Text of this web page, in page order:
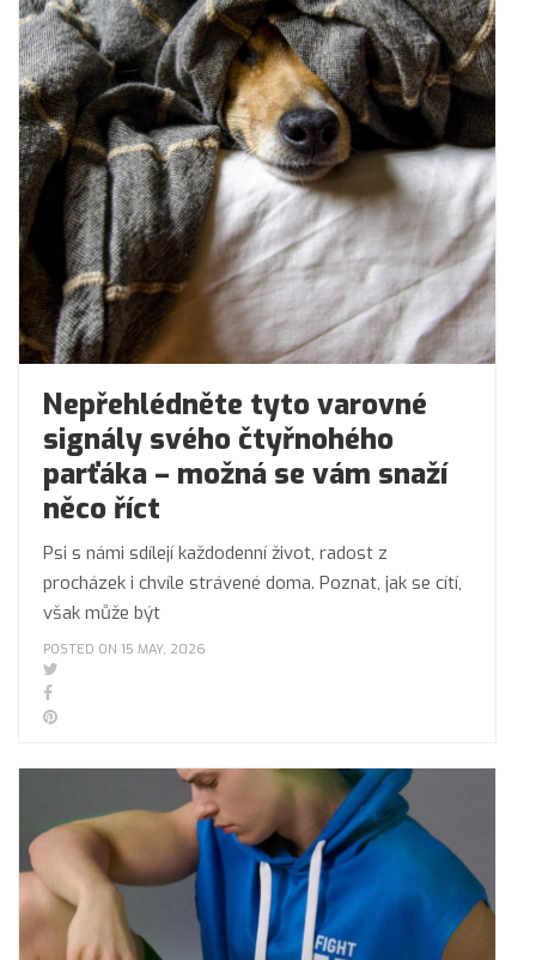
Nepřehlédněte tyto varovné
signály svého čtyřnohého
parťáka – možná se vám snaží
něco říct
Psi s námi sdílejí každodenní život, radost z
procházek i chvíle strávené doma. Poznat, jak se cítí,
však může být
POSTED ON 15 MAY, 2026